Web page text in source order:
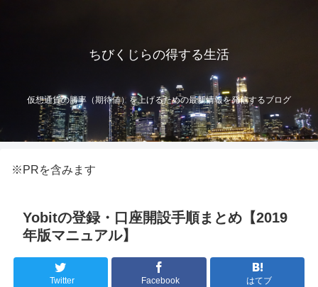
ちびくじらの得する生活
仮想通貨の勝率（期待値）を上げるための最新情報を発信するブログ
※PRを含みます
Yobitの登録・口座開設手順まとめ【2019
年版マニュアル】
Twitter Facebook はてブ